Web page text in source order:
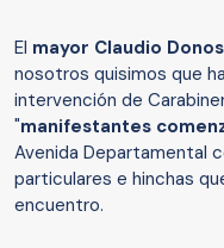
El mayor Claudio
nosotros quisimos que
intervención de
"manifestantes
Avenida Departamental
particulares e hinchas
encuentro.